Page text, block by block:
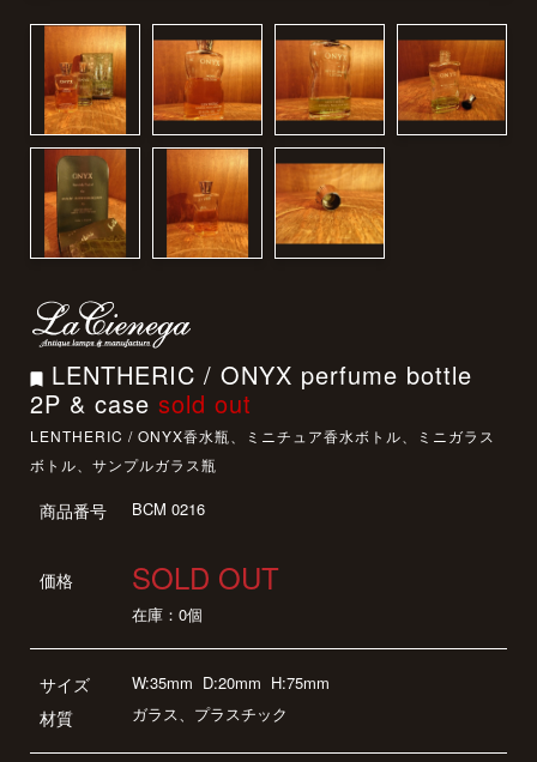
LENTHERIC / ONYX perfume bottle
2P & casesold out
LENTHERIC / ONYX香水瓶、ミニチュア香水ボトル、ミニガラス
ボトル、サンプルガラス瓶
商品番号 BCM 0216
価格 SOLD OUT
在庫：0個
サイズ
材質
W:35mm D:20mm H:75mm
ガラス、プラスチック